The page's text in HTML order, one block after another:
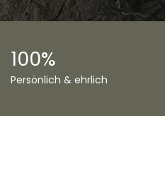
100%
Persönlich & ehrlich